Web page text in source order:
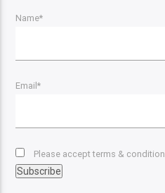
Name*
Email*
Please accept terms & condition